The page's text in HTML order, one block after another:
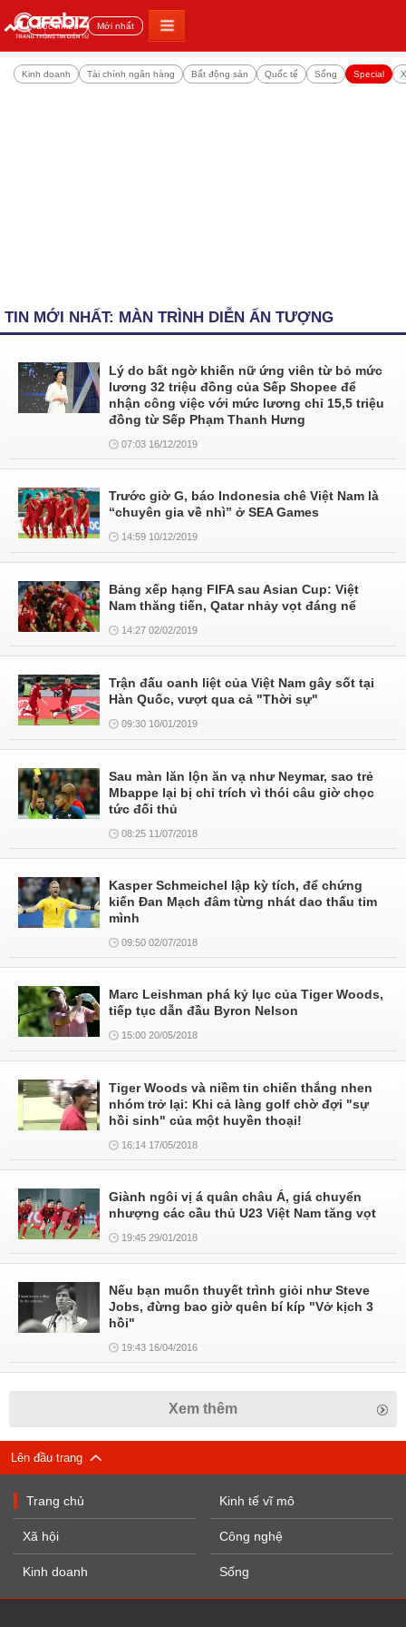
Đọc nhiều Mới nhất
Kinh doanh Tài chính ngân hàng Bất động sản Quốc tế Sống Special
TIN MỚI NHẤT: MÀN TRÌNH DIỄN ẤN TƯỢNG
Lý do bất ngờ khiến nữ ứng viên từ bỏ mức
lương 32 triệu đồng của Sếp Shopee để
nhận công việc với mức lương chỉ 15,5 triệu
đồng từ Sếp Phạm Thanh Hưng
07:03 16/12/2019
Trước giờ G, báo Indonesia chê Việt Nam là
“chuyên gia về nhì” ở SEA Games
14:59 10/12/2019
Bảng xếp hạng FIFA sau Asian Cup: Việt
Nam thăng tiến, Qatar nhảy vọt đáng nể
14:27 02/02/2019
Trận đấu oanh liệt của Việt Nam gây sốt tại
Hàn Quốc, vượt qua cả "Thời sự"
09:30 10/01/2019
Sau màn lăn lộn ăn vạ như Neymar, sao trẻ
Mbappe lại bị chỉ trích vì thói câu giờ chọc
tức đối thủ
08:25 11/07/2018
Kasper Schmeichel lập kỳ tích, để chứng
kiến Đan Mạch đâm từng nhát dao thấu tim
mình
09:50 02/07/2018
Marc Leishman phá kỷ lục của Tiger Woods,
tiếp tục dẫn đầu Byron Nelson
15:00 20/05/2018
Tiger Woods và niềm tin chiến thắng nhen
nhóm trở lại: Khi cả làng golf chờ đợi "sự
hồi sinh" của một huyền thoại!
16:14 17/05/2018
Giành ngôi vị á quân châu Á, giá chuyển
nhượng các cầu thủ U23 Việt Nam tăng vọt
19:45 29/01/2018
Nếu bạn muốn thuyết trình giỏi như Steve
Jobs, đừng bao giờ quên bí kíp "Vở kịch 3
hồi"
19:43 16/04/2016
Xem thêm
Lên đầu trang
Trang chủ
Xã hội
Kinh doanh
Kinh tế vĩ mô
Công nghệ
Sống